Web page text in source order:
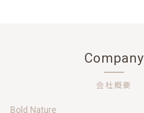
会社概要
Company
Bold Nature